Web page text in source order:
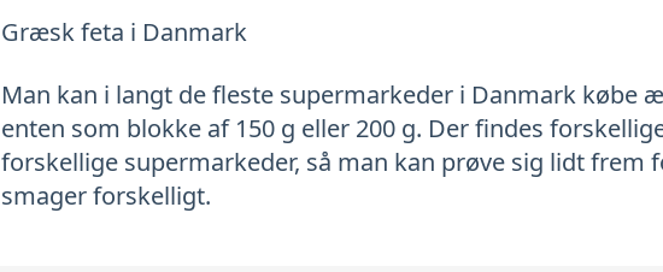
Græsk feta i Danmark
Man kan i langt de fleste supermarkeder i Danmark købe
enten som blokke af 150 g eller 200 g. Der findes
forskellige supermarkeder, så man kan prøve sig lidt frem
smager forskelligt.